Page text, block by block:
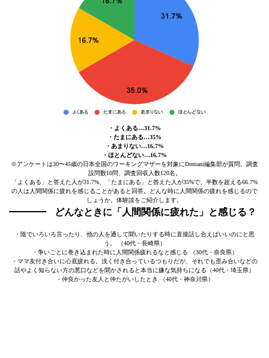
・よくある…31.7%
・たまにある…35%
・あまりない…16.7%
・ほとんどない…16.7%
※アンケートは30〜45歳の日本全国のワーキングマザーを対象にDomani編集部が質問。調査
設問数10問、調査回収人数120名。
「よくある」と答えた人が31.7%、「たまにある」と答えた人が35%で、半数を超える66.7%
の人は人間関係に疲れを感じることがあると回答。どんな時に人間関係の疲れを感じるので
しょうか。体験談をご紹介します。
どんなときに「人間関係に疲れた」と感じる？
・陰でいろいろ言ったり、他の人を通して聞いたりする時に直接話し合えばいいのにと思
う。 （40代・長崎県）
・争いごとに巻き込まれた時に人間関係疲れるなと感じる （30代・奈良県）
・ママ友付き合いに心底疲れる。浅く付き合っているつもりだが、それでも歪み合いなどの
話やよく知らない方の悪口などを聞かされると本当に嫌な気持ちになる（40代・埼玉県）
・仲良かった友人と仲たがいしたとき （40代・神奈川県）